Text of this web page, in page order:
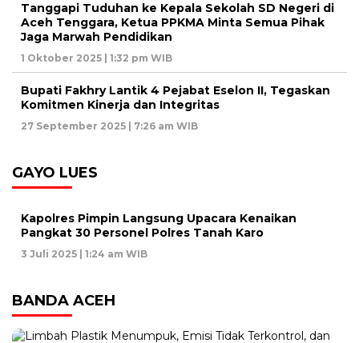
Tanggapi Tuduhan ke Kepala Sekolah SD Negeri di
Aceh Tenggara, Ketua PPKMA Minta Semua Pihak
Jaga Marwah Pendidikan
1 Oktober 2025 | 1:32 pm WIB
Bupati Fakhry Lantik 4 Pejabat Eselon II, Tegaskan
Komitmen Kinerja dan Integritas
27 September 2025 | 7:26 am WIB
GAYO LUES
Kapolres Pimpin Langsung Upacara Kenaikan
Pangkat 30 Personel Polres Tanah Karo
3 Juli 2025 | 1:24 am WIB
BANDA ACEH